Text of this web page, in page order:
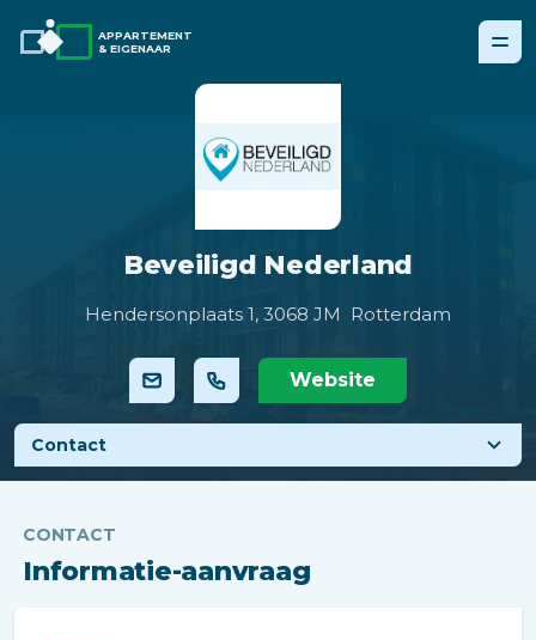
APPARTEMENT
& EIGENAAR
Beveiligd Nederland
Hendersonplaats 1, 3068 JM Rotterdam
Website
Contact
CONTACT
Informatie-aanvraag